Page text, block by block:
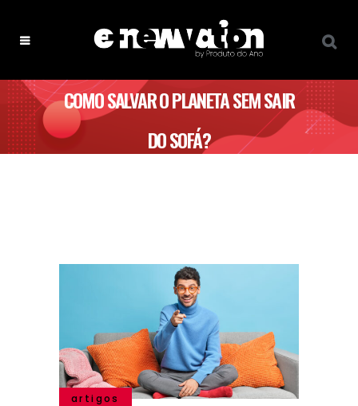
COMO SALVAR O PLANETA SEM SAIR
DO SOFÁ?
artigos